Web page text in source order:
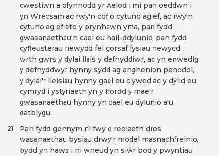
cwestiwn a ofynnodd yr Aelod i mi pan oeddwn i
yn Wrecsam ac rwy'n cofio cytuno ag ef, ac rwy'n
cytuno ag ef eto y prynhawn yma, pan fydd
gwasanaethau'n cael eu hail-ddylunio, pan fydd
cyfleusterau newydd fel gorsaf fysiau newydd,
wrth gwrs y dylai llais y defnyddiwr, ac yn enwedig
y defnyddwyr hynny sydd ag anghenion penodol,
y dylai'r lleisiau hynny gael eu clywed ac y dylid eu
cymryd i ystyriaeth yn y ffordd y mae'r
gwasanaethau hynny yn cael eu dylunio a'u
datblygu.
Pan fydd gennym ni fwy o reolaeth dros
wasanaethau bysiau drwy'r model masnachfreinio,
bydd yn haws i ni wneud yn siŵr bod y pwyntiau
21